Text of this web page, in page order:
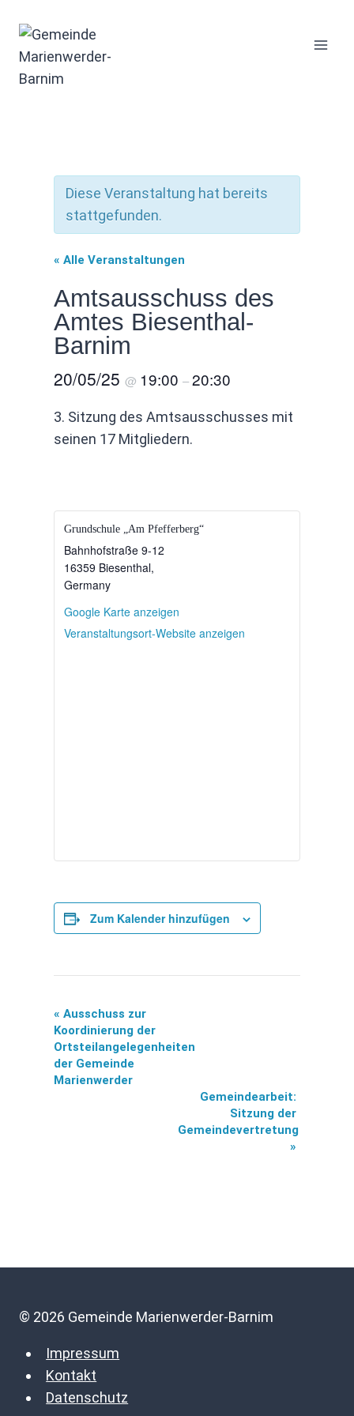
Inhalt
springen
Diese Veranstaltung hat bereits
stattgefunden.
« Alle Veranstaltungen
Amtsausschuss des
Amtes Biesenthal-
Barnim
20/05/25 @ 19:00 –20:30
3. Sitzung des Amtsausschusses mit
seinen 17 Mitgliedern.
Grundschule „Am Pfefferberg“
Bahnhofstraße 9-12
16359 Biesenthal,
Germany
Google Karte anzeigen
Veranstaltungsort-Website anzeigen
Zum Kalender hinzufügen
Veranstaltung-
Navigation
« Ausschuss zur
Koordinierung der
Ortsteilangelegenheiten
der Gemeinde
Marienwerder
Gemeindearbeit:
Sitzung der
Gemeindevertretung
»
© 2026 Gemeinde Marienwerder-Barnim
Impressum
Kontakt
Datenschutz